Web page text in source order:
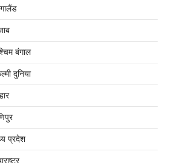
बंगाल
दुनिया
प्रदेश